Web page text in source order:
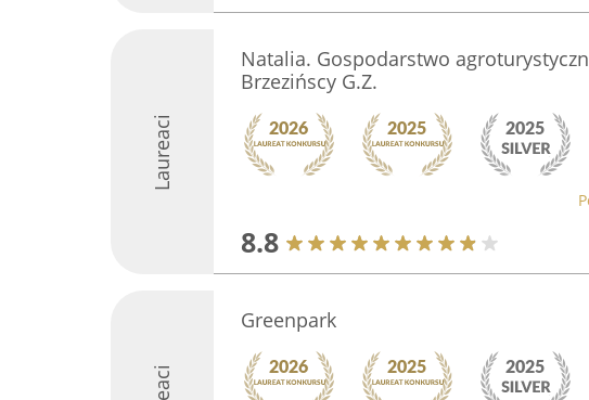
Laureaci
Natalia. Gospodarstwo
Brzezińscy G.Z.
8.8
Greenpark